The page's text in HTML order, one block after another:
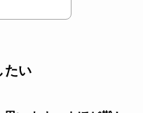
たい